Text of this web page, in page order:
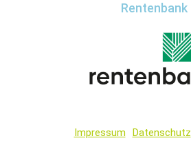
Rentenbank
Impressum Datenschutz